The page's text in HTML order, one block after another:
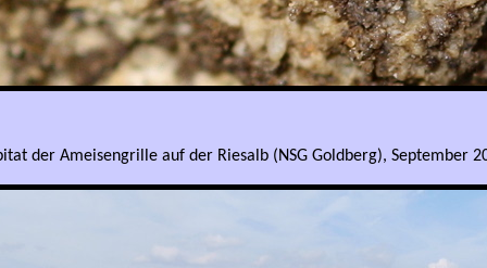
der Ameisengrille auf der Riesalb (NSG Goldberg), September